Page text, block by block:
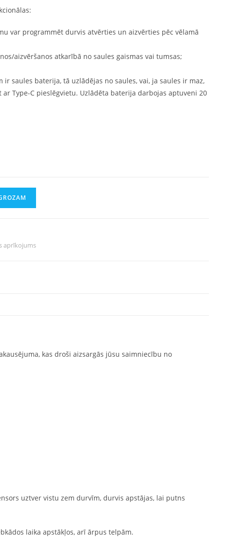
var programmēt durvis atvērties un aizvērties pēc vēlamā
aizvēršanos atkarībā no saules gaismas vai tumsas;
saules baterija, tā uzlādējas no saules, vai, ja saules ir maz,
Type-C pieslēgvietu. Uzlādēta baterija darbojas aptuveni 20
aprīkojums
kas droši aizsargās jūsu saimniecību no
uztver vistu zem durvīm, durvis apstājas, lai putns
laika apstākļos, arī ārpus telpām.